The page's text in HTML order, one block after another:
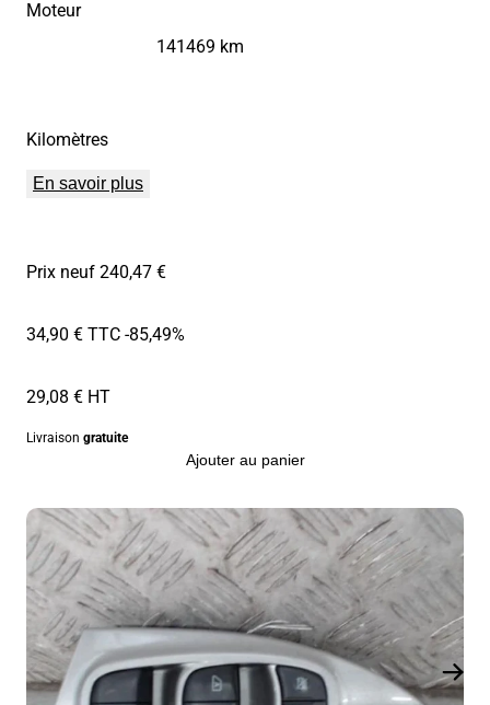
Moteur
Kilomètres
141469 km
En savoir plus
Prix neuf 240,47 €
34,90 € TTC-85,49%
29,08 € HT
Livraison gratuite
Ajouter au panier